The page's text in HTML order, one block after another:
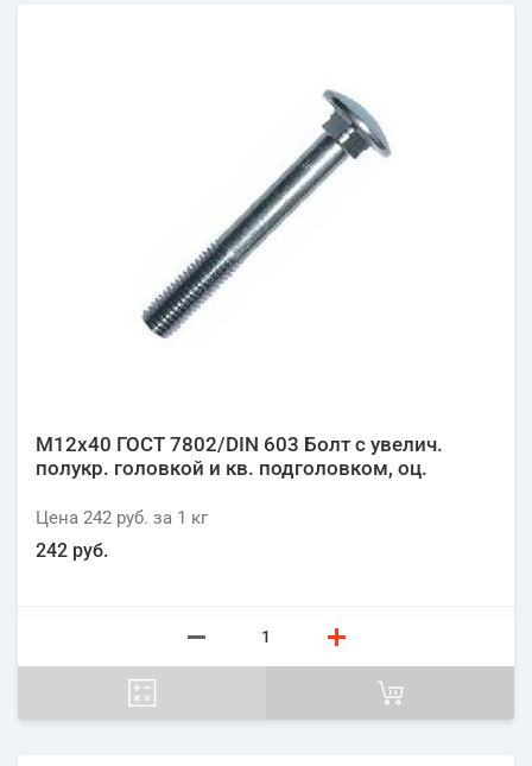
М12х40 ГОСТ 7802/DIN 603 Болт с увелич.
полукр. головкой и кв. подголовком, оц.
Цена 242 руб. за 1 кг
242 руб.